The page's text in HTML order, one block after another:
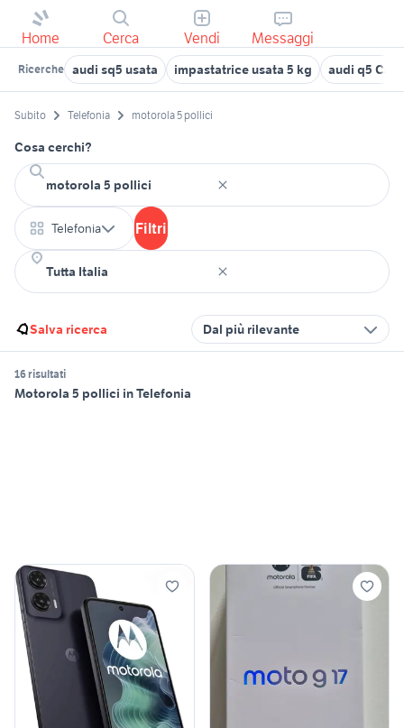
Home Cerca Vendi Messaggi
Ricerche audi sq5 usata impastatrice usata 5 kg audi q5
Subito Telefonia motorola 5 pollici
Cosa cerchi?
Telefonia Filtri
Salva ricerca Dal più rilevante
16 risultati
Motorola 5 pollici in Telefonia